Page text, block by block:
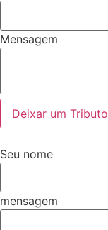
Mensagem
Deixar um Tributo
Seu nome
mensagem